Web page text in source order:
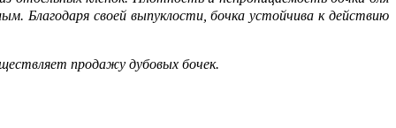
Благодаря своей выпуклости, бочка устойчива к действию
продажу дубовых бочек.